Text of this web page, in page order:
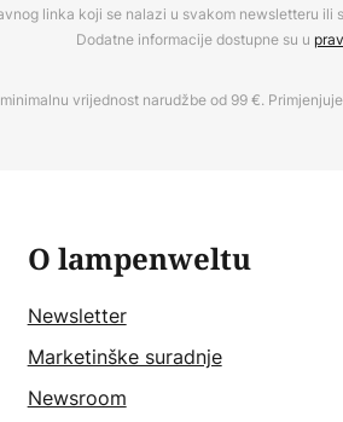
linka koji se nalazi u svakom newsletteru ili
Dodatne informacije dostupne su u
vrijednost narudžbe od 99 €.
O lampenweltu
Newsletter
Marketinške suradnje
Newsroom